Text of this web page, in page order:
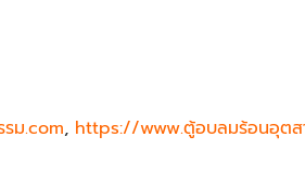
ม.com, https://www.ตู้อบลมร้อนอุตส